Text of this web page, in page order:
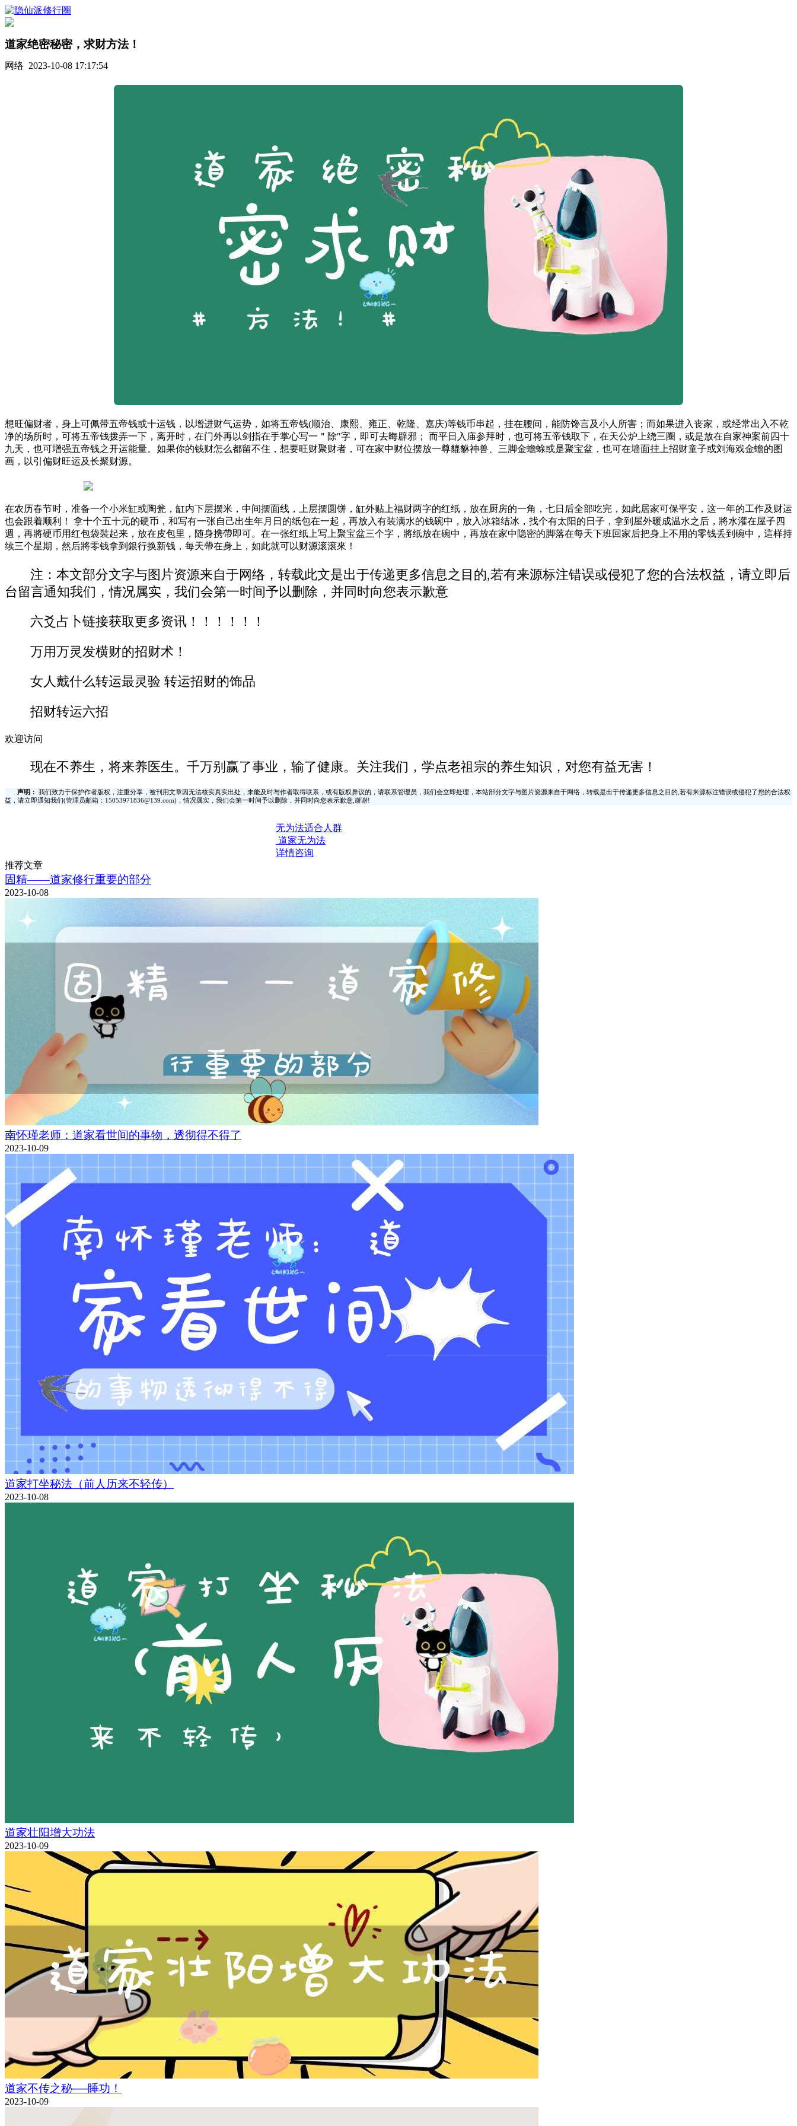
道家绝密秘密，求财方法！
网络 2023-10-08 17:17:54
想旺偏财者，身上可佩带五帝钱或十运钱，以增进财气运势，如将五帝钱(顺治、康熙、雍正、乾隆、嘉庆)等钱币串起，挂在腰间，能防馋言及小人所害；而如果进入丧家，或经常出入不乾
净的场所时，可将五帝钱拨弄一下，离开时，在门外再以剑指在手掌心写一＂除″字，即可去晦辟邪； 而平日入庙参拜时，也可将五帝钱取下，在天公炉上绕三圈，或是放在自家神案前四十
九天，也可增强五帝钱之开运能量。如果你的钱财怎么都留不住，想要旺财聚财者，可在家中财位摆放一尊貔貅神兽、三脚金蟾蜍或是聚宝盆，也可在墙面挂上招财童子或刘海戏金蟾的图
画，以引偏财旺运及长聚财源。
在农历春节时，准备一个小米缸或陶瓮，缸内下层摆米，中间摆面线，上层摆圆饼，缸外贴上福财两字的红纸，放在厨房的一角，七日后全部吃完，如此居家可保平安，这一年的工作及财运
也会跟着顺利！ 拿十个五十元的硬币，和写有一张自己出生年月日的纸包在一起，再放入有装满水的钱碗中，放入冰箱结冰，找个有太阳的日子，拿到屋外暖成温水之后，將水灌在屋子四
週，再將硬币用红包袋裝起来，放在皮包里，随身携帶即可。在一张红纸上写上聚宝盆三个字，將纸放在碗中，再放在家中隐密的脚落在每天下班回家后把身上不用的零钱丢到碗中，這样持
续三个星期，然后將零钱拿到銀行换新钱，每天帶在身上，如此就可以财源滚滚來！
注：本文部分文字与图片资源来自于网络，转载此文是出于传递更多信息之目的,若有来源标注错误或侵犯了您的合法权益，请立即后
台留言通知我们，情况属实，我们会第一时间予以删除，并同时向您表示歉意
六爻占卜链接获取更多资讯！！！！！！
万用万灵发横财的招财术！
女人戴什么转运最灵验 转运招财的饰品
招财转运六招
欢迎访问
现在不养生，将来养医生。千万别赢了事业，输了健康。关注我们，学点老祖宗的养生知识，对您有益无害！
声明：
我们致力于保护作者版权，注重分享，被刊用文章因无法核实真实出处，未能及时与作者取得联系，或有版权异议的，请联系管理员，我们会立即处理，本站部分文字与图片资源来自于网络，转载是出于传递更多信息之目的,若有来源标注错误或侵犯了您的合法权
益，请立即通知我们(管理员邮箱：15053971836@139.com)，情况属实，我们会第一时间予以删除，并同时向您表示歉意,谢谢!
无为法适合人群
道家无为法
详情咨询
推荐文章
固精——道家修行重要的部分
2023-10-08
南怀瑾老师：道家看世间的事物，透彻得不得了
2023-10-09
道家打坐秘法（前人历来不轻传）
2023-10-08
道家壮阳增大功法
2023-10-09
道家不传之秘──睡功！
2023-10-09